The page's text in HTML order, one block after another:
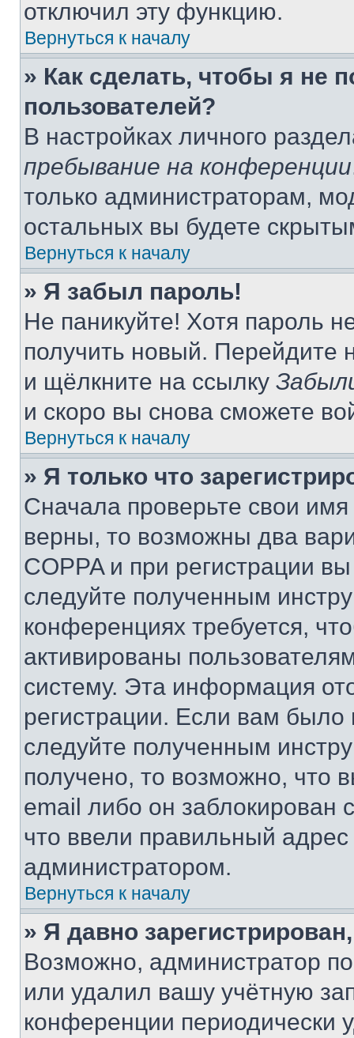
отключил эту функцию.
Вернуться к началу
» Как сделать, чтобы я не
пользователей?
В настройках личного
пребывание на конференции
только администраторам,
остальных вы будете
Вернуться к началу
» Я забыл пароль!
Не паникуйте! Хотя пароль
получить новый. Перейдите
и щёлкните на ссылку
и скоро вы снова сможете
Вернуться к началу
» Я только что
Сначала проверьте свои
верны, то возможны два
COPPA и при регистрации
следуйте полученным
конференциях требуется,
активированы
систему. Эта информация
регистрации. Если вам
следуйте полученным
получено, то возможно, что
email либо он
что ввели правильный адрес
администратором.
Вернуться к началу
» Я давно
Возможно, администратор
или удалил вашу учётную
конференции периодически